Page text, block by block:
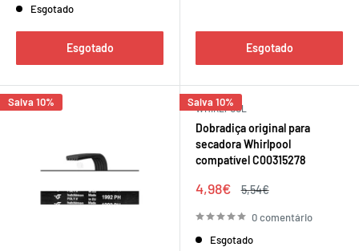
Esgotado
Esgotado Esgotado
Salva 10% Salva 10%
WHIRLPOOL
Dobradiça original para
secadora Whirlpool
compatível C00315278
Preço
venda
4,98€
Preço
5,54€
0 comentário
Esgotado